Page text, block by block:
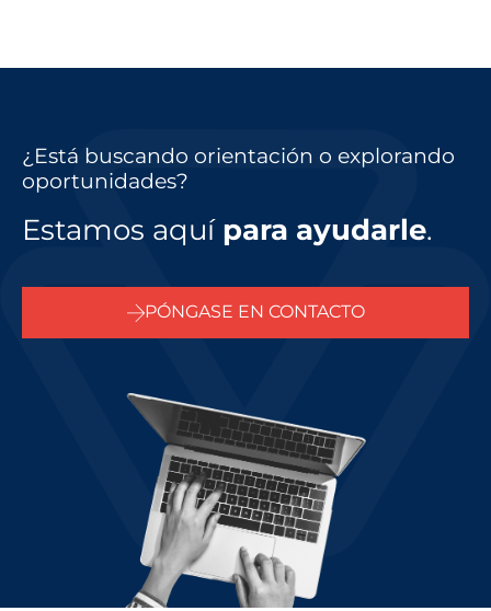
¿Está buscando orientación o explorando
oportunidades?
Estamos aquí para ayudarle.
PÓNGASE EN CONTACTO